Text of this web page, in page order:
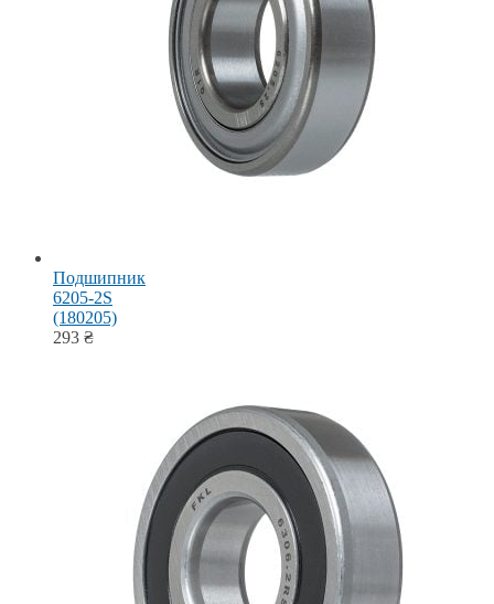
Подшипник
6205-2S
(180205)
293 ₴